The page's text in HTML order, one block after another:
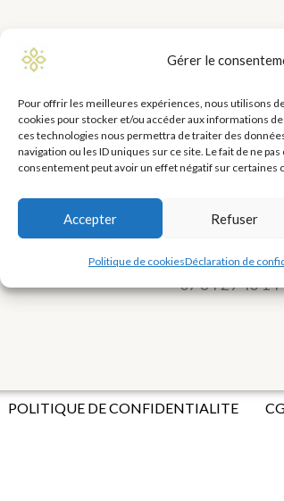
Gérer le
Pour offrir les meilleures expériences, nous utilisons
cookies pour stocker et/ou accéder aux informations
ces technologies nous permettra de traiter des
navigation ou les ID uniques sur ce site. Le fait de ne
consentement peut avoir un effet négatif sur certaines
Accepter Refuser
Politique de cookiesDéclaration de
CONTACT
69230 Saint Genis
04 87 78 39 97
07 84 29 43 14
POLITIQUE DE CONFIDENTIALITE